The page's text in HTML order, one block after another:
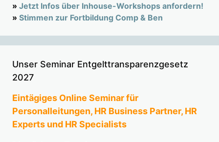
» Jetzt Infos über Inhouse-Workshops anfordern!
» Stimmen zur Fortbildung Comp & Ben
Unser Seminar Entgelttransparenzgesetz
2027
Eintägiges Online Seminar für
Personalleitungen, HR Business Partner, HR
Experts und HR Specialists